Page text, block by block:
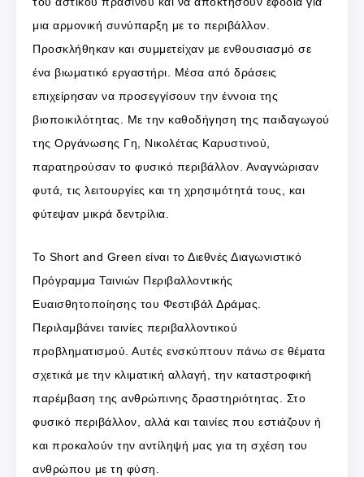
μια αρμονική συνύπαρξη με το περιβάλλον.
Προσκλήθηκαν και συμμετείχαν με ενθουσιασμό σε
ένα βιωματικό εργαστήρι. Μέσα από δράσεις
επιχείρησαν να προσεγγίσουν την έννοια της
βιοποικιλότητας. Με την καθοδήγηση της παιδαγωγού
της Οργάνωσης Γη, Νικολέτας Καρυστινού,
παρατηρούσαν το φυσικό περιβάλλον. Αναγνώρισαν
φυτά, τις λειτουργίες και τη χρησιμότητά τους, και
φύτεψαν μικρά δεντρίλια.
To Short and Green είναι το Διεθνές Διαγωνιστικό
Πρόγραμμα Ταινιών Περιβαλλοντικής
Ευαισθητοποίησης του Φεστιβάλ Δράμας.
Περιλαμβάνει ταινίες περιβαλλοντικού
προβληματισμού. Αυτές ενσκύπτουν πάνω σε θέματα
σχετικά με την κλιματική αλλαγή, την καταστροφική
παρέμβαση της ανθρώπινης δραστηριότητας. Στο
φυσικό περιβάλλον, αλλά και ταινίες που εστιάζουν ή
και προκαλούν την αντίληψή μας για τη σχέση του
ανθρώπου με τη φύση.